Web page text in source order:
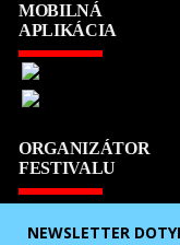
MOBILNÁ
APLIKÁCIA
ORGANIZÁTOR
FESTIVALU
Divadelná 1
NEWSLETTER